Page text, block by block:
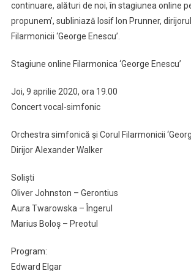
continuare, alături de noi, în stagiunea online
propunem’, subliniază Iosif Ion Prunner,
Filarmonicii ‘George Enescu’.
Stagiune online Filarmonica ‘George Enescu’
Joi, 9 aprilie 2020, ora 19.00
Concert vocal-simfonic
Orchestra simfonică şi Corul Filarmonicii
Dirijor Alexander Walker
Solişti
Oliver Johnston – Gerontius
Aura Twarowska – Îngerul
Marius Boloş – Preotul
Program:
Edward Elgar